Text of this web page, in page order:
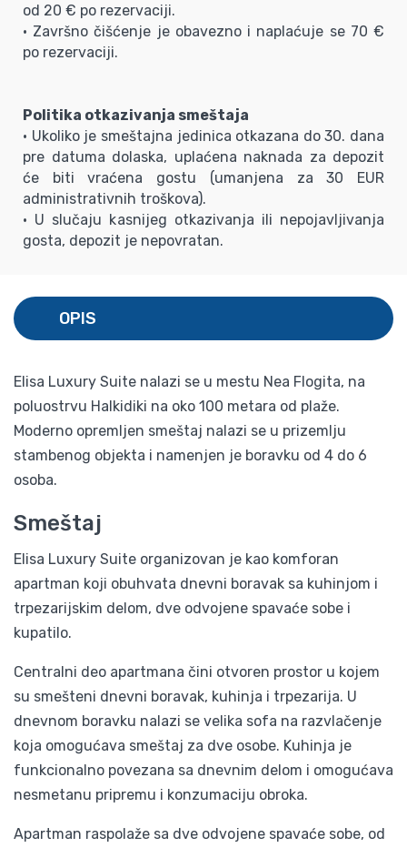
od 20 € po rezervaciji.
• Završno čišćenje je obavezno i naplaćuje se 70 €
po rezervaciji.
Politika otkazivanja smeštaja
• Ukoliko je smeštajna jedinica otkazana do 30. dana
pre datuma dolaska, uplaćena naknada za depozit
će biti vraćena gostu (umanjena za 30 EUR
administrativnih troškova).
• U slučaju kasnijeg otkazivanja ili nepojavljivanja
gosta, depozit je nepovratan.
OPIS
Elisa Luxury Suite nalazi se u mestu Nea Flogita, na
poluostrvu Halkidiki na oko 100 metara od plaže.
Moderno opremljen smeštaj nalazi se u prizemlju
stambenog objekta i namenjen je boravku od 4 do 6
osoba.
Smeštaj
Elisa Luxury Suite organizovan je kao komforan
apartman koji obuhvata dnevni boravak sa kuhinjom i
trpezarijskim delom, dve odvojene spavaće sobe i
kupatilo.
Centralni deo apartmana čini otvoren prostor u kojem
su smešteni dnevni boravak, kuhinja i trpezarija. U
dnevnom boravku nalazi se velika sofa na razvlačenje
koja omogućava smeštaj za dve osobe. Kuhinja je
funkcionalno povezana sa dnevnim delom i omogućava
nesmetanu pripremu i konzumaciju obroka.
Apartman raspolaže sa dve odvojene spavaće sobe, od